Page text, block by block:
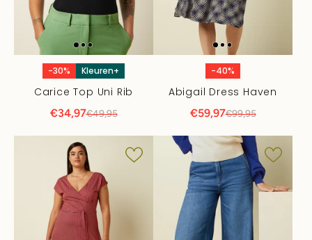
-30% Kleuren+
Carice Top Uni Rib
€34,97€49,95
-40%
Abigail Dress Haven
€59,97€99,95